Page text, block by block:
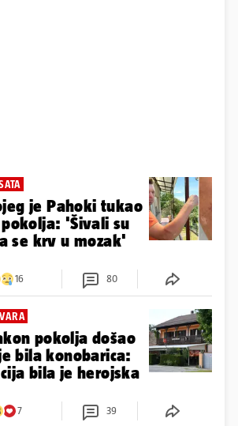
je Pahoki tukao
'Šivali su
se krv u mozak'
16 80
pokolja došao
bila konobarica:
bila je herojska
7 39